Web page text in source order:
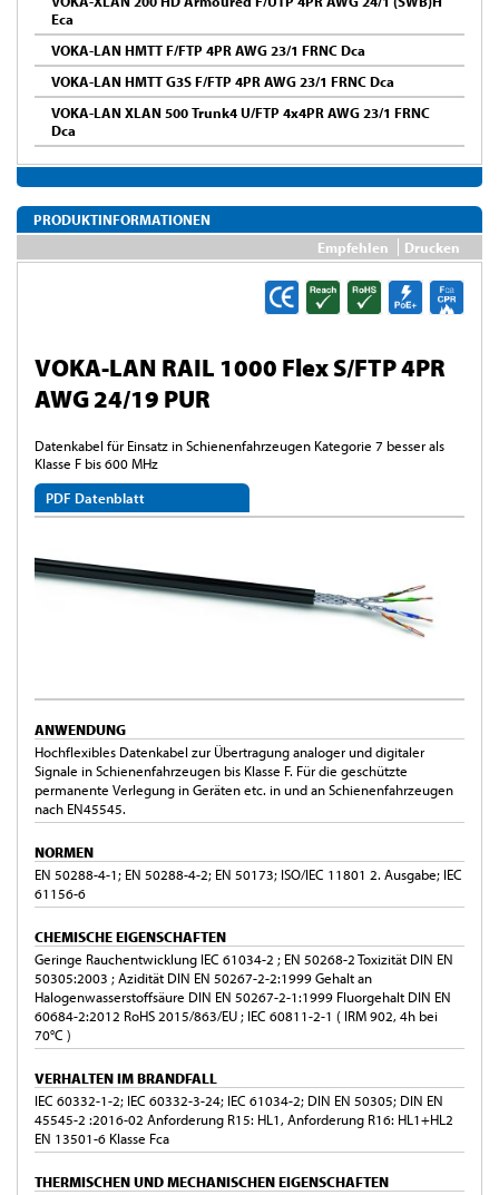
Eca
VOKA-LAN HMTT F/FTP 4PR AWG 23/1 FRNC Dca
VOKA-LAN HMTT G3S F/FTP 4PR AWG 23/1 FRNC Dca
VOKA-LAN XLAN 500 Trunk4 U/FTP 4x4PR AWG 23/1 FRNC
Dca
PRODUKTINFORMATIONEN
Empfehlen
Drucken
VOKA-LAN RAIL 1000 Flex S/FTP 4PR
AWG 24/19 PUR
Datenkabel für Einsatz in Schienenfahrzeugen Kategorie 7 besser als
Klasse F bis 600 MHz
PDF Datenblatt
ANWENDUNG
Hochflexibles Datenkabel zur Übertragung analoger und digitaler
Signale in Schienenfahrzeugen bis Klasse F. Für die geschützte
permanente Verlegung in Geräten etc. in und an Schienenfahrzeugen
nach EN45545.
NORMEN
EN 50288-4-1; EN 50288-4-2; EN 50173; ISO/IEC 11801 2. Ausgabe; IEC
61156-6
CHEMISCHE EIGENSCHAFTEN
Geringe Rauchentwicklung IEC 61034-2 ; EN 50268-2 Toxizität DIN EN
50305:2003 ; Azidität DIN EN 50267-2-2:1999 Gehalt an
Halogenwasserstoffsäure DIN EN 50267-2-1:1999 Fluorgehalt DIN EN
60684-2:2012 RoHS 2015/863/EU ; IEC 60811-2-1 ( IRM 902, 4h bei
70°C )
VERHALTEN IM BRANDFALL
IEC 60332-1-2; IEC 60332-3-24; IEC 61034-2; DIN EN 50305; DIN EN
45545-2 :2016-02 Anforderung R15: HL1, Anforderung R16: HL1+HL2
EN 13501-6 Klasse Fca
THERMISCHEN UND MECHANISCHEN EIGENSCHAFTEN